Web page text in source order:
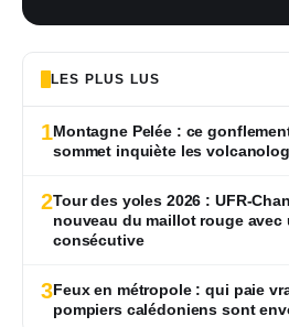
LES PLUS LUS
1Montagne Pelée : ce
sommet inquiète les
2Tour des yoles 2026 : UFR-
nouveau du maillot rouge avec
consécutive
3Feux en métropole : qui paie
pompiers calédoniens sont